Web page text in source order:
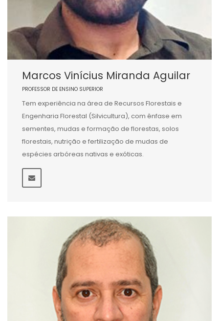
Marcos Vinícius Miranda Aguilar
PROFESSOR DE ENSINO SUPERIOR
Tem experiência na área de Recursos Florestais e
Engenharia Florestal (Silvicultura), com ênfase em
sementes, mudas e formação de florestas, solos
florestais, nutrição e fertilização de mudas de
espécies arbóreas nativas e exóticas.